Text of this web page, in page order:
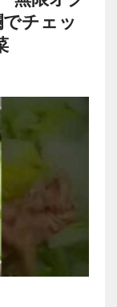
チェッ